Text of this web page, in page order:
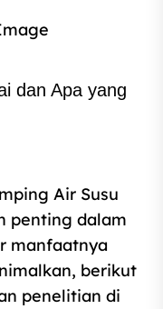
dan Apa yang
Air Susu
penting dalam
manfaatnya
berikut
penelitian di